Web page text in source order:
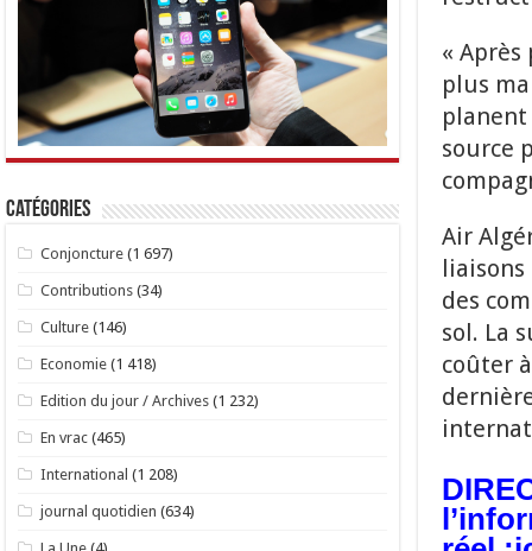
«
plus
planent
source
Air
liaisons
des
sol. La
coûter
Catégories
Conjoncture (1 697)
Contributions (34)
Culture (146)
Economie (1 418)
Edition du jour / Archives (1 232)
En vrac (465)
International (1 208)
journal quotidien (634)